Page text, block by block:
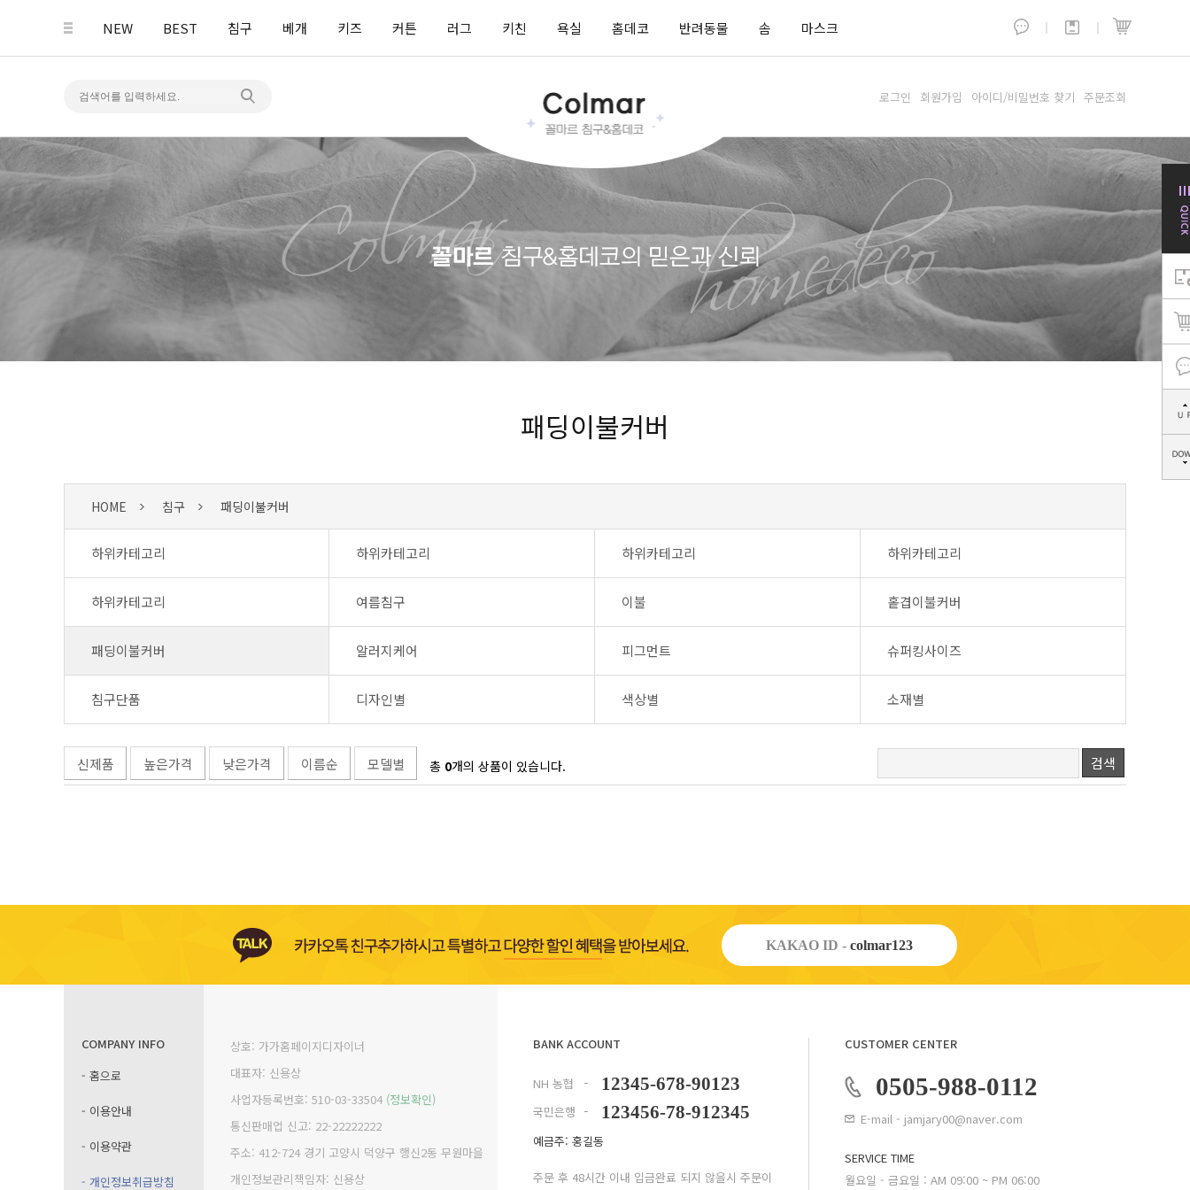
NEW BEST 침구 베개 키즈 커튼 러그 키친 욕실 홈데코 반려동물 솜 마스크
로그인 회원가입 아이디/비밀번호 찾기 주문조회
패딩이불커버
HOME 침구 패딩이불커버
하위카테고리 하위카테고리 하위카테고리 하위카테고리
하위카테고리 여름침구 이불 홑겹이불커버
패딩이불커버 알러지케어 피그먼트 슈퍼킹사이즈
침구단품 디자인별 색상별 소재별
신제품 높은가격 낮은가격 이름순 모델별 총 0개의 상품이 있습니다. 검색
KAKAO ID - colmar123
COMPANY INFO
- 홈으로
- 이용안내
- 이용약관
- 개인정보취급방침
상호: 가가홈페이지디자이너
대표자: 신용상
사업자등록번호: 510-03-33504 (정보확인)
통신판매업 신고: 22-22222222
주소: 412-724 경기 고양시 덕양구 행신2동 무원마을
개인정보관리책임자: 신용상
BANK ACCOUNT
NH 농협
국민은행
12345-678-90123
123456-78-912345
예금주: 홍길동
주문 후 48시간 이내 입금완료 되지 않을시 주문이
CUSTOMER CENTER
0505-988-0112
E-mail - jamjary00@naver.com
SERVICE TIME
월요일 - 금요일 : AM 09:00 ~ PM 06:00